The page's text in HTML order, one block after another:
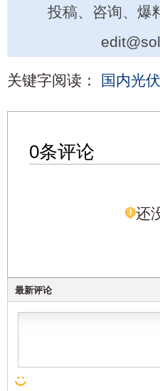
投稿、咨询、
关键字阅读： 国内光
0条评论
还
最新评论